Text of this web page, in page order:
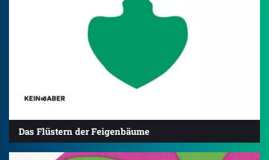
Das Flüstern der Feigenbäume